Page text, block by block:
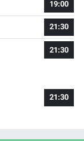
19:00
21:30
21:30
21:30